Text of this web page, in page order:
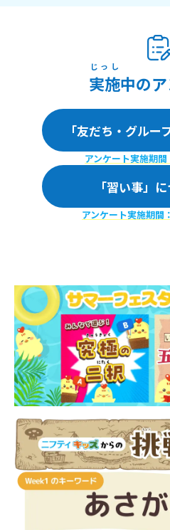
実施
じっし
中の
「友だち・グルー
アンケート実施期
「習い事」
アンケート実施期間